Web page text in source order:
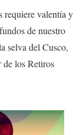
requiere valentía y
de nuestro
selva del Cusco,
de los Retiros